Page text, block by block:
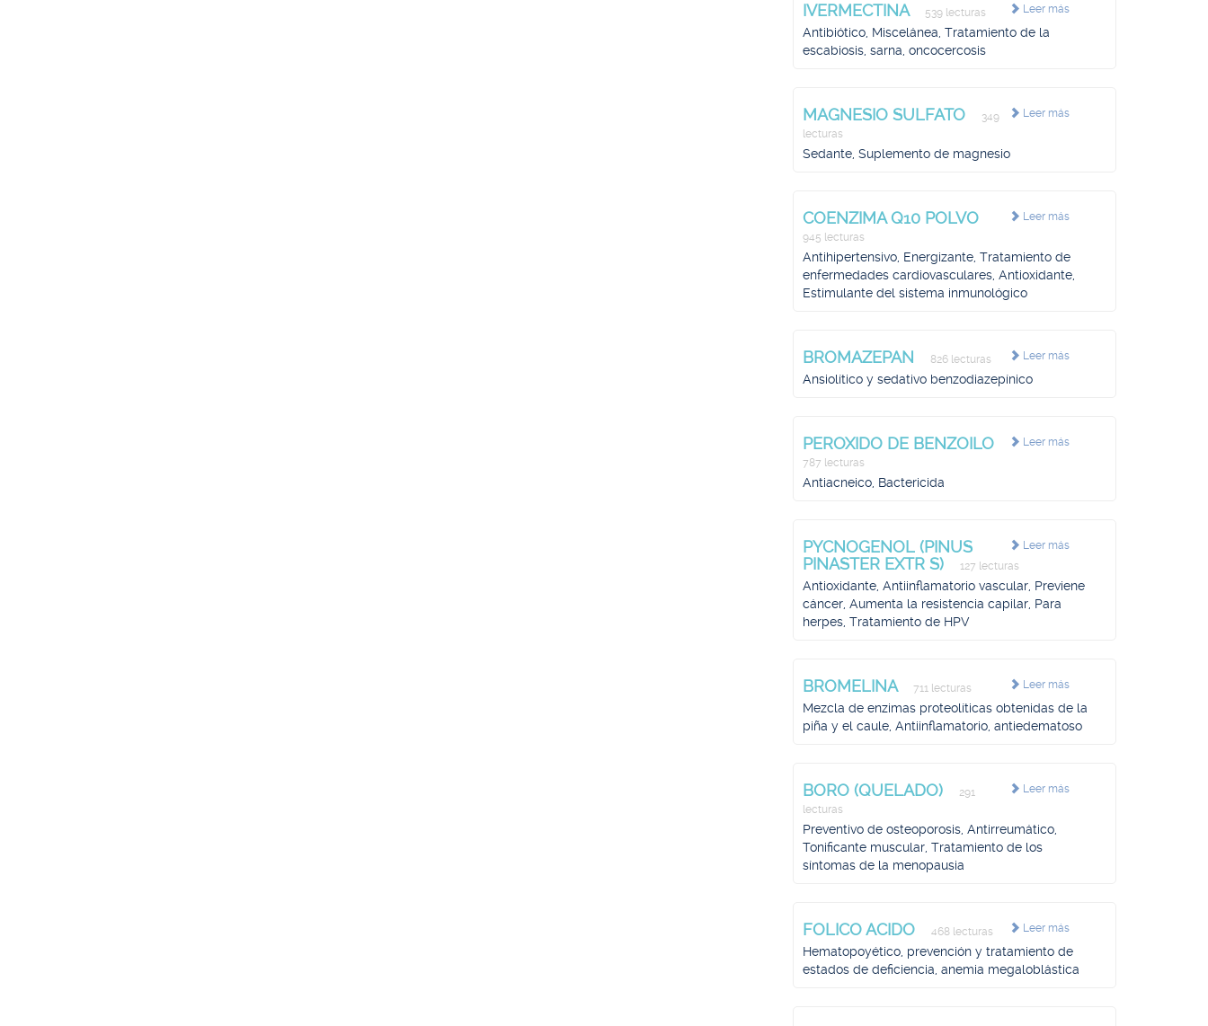
Leer más
IVERMECTINA 539 lecturas
Antibiótico, Miscelánea, Tratamiento de la
escabiosis, sarna, oncocercosis
Leer más
MAGNESIO SULFATO
349
lecturas
Sedante, Suplemento de magnesio
Leer más
COENZIMA Q10 POLVO
945 lecturas
Antihipertensivo, Energizante, Tratamiento de
enfermedades cardiovasculares, Antioxidante,
Estimulante del sistema inmunológico
Leer más
BROMAZEPAN 826 lecturas
Ansiolítico y sedativo benzodiazepínico
Leer más
PEROXIDO DE BENZOILO
787 lecturas
Antiacneico, Bactericida
Leer más
PYCNOGENOL (PINUS
PINASTER EXTR S)
127 lecturas
Antioxidante, Antiinflamatorio vascular, Previene
cáncer, Aumenta la resistencia capilar, Para
herpes, Tratamiento de HPV
Leer más
BROMELINA 711 lecturas
Mezcla de enzimas proteolíticas obtenidas de la
piña y el caule, Antiinflamatorio, antiedematoso
Leer más
BORO (QUELADO)
291
lecturas
Preventivo de osteoporosis, Antirreumático,
Tonificante muscular, Tratamiento de los
síntomas de la menopausia
Leer más
FOLICO ACIDO 468 lecturas
Hematopoyético, prevención y tratamiento de
estados de deficiencia, anemia megaloblástica